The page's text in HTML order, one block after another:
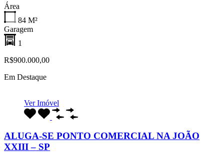
Área
84 M²
Garagem
1
R$900.000,00
Em Destaque
Ver Imóvel
ALUGA-SE PONTO COMERCIAL NA JOÃO
XXIII – SP